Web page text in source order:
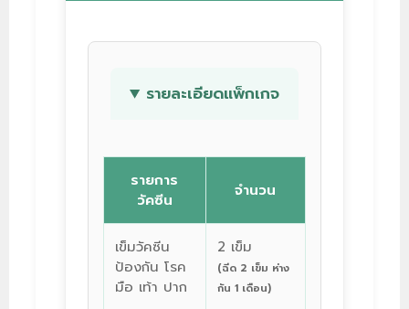
รายละเอียดแพ็กเกจ
รายการ
วัคซีน
จำนวน
เข็มวัคซีน
ป้องกัน โรค
มือ เท้า ปาก
2 เข็ม
(ฉีด 2 เข็ม ห่าง
กัน 1 เดือน)